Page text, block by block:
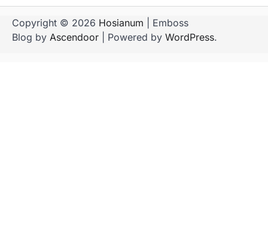
Copyright © 2026 Hosianum | Emboss
Blog by Ascendoor | Powered by WordPress.